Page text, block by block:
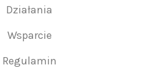
Działania
Wsparcie
Regulamin